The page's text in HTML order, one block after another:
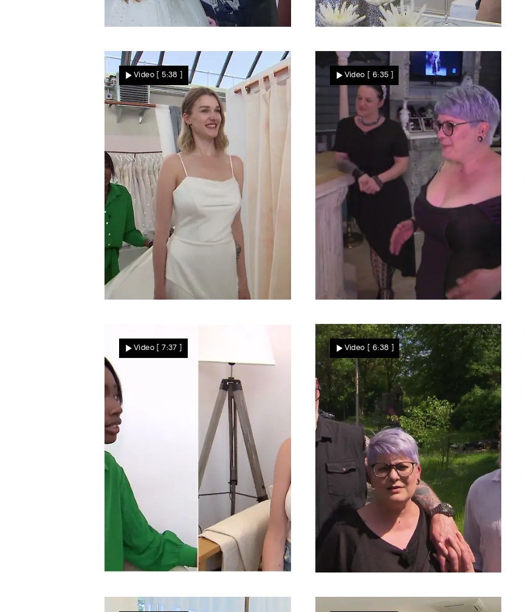
Michelle will es
ausgefallen - oder doch
nicht?
Verena hat sich auf ein
Kleid eingeschossen
Susi erwartet einfach
mehr
Video [ 5:38 ]
Perfekt abgestimmte
Hochzeits-Outfits
Video [ 6:35 ]
Video [ 7:37 ] Video [ 6:38 ]